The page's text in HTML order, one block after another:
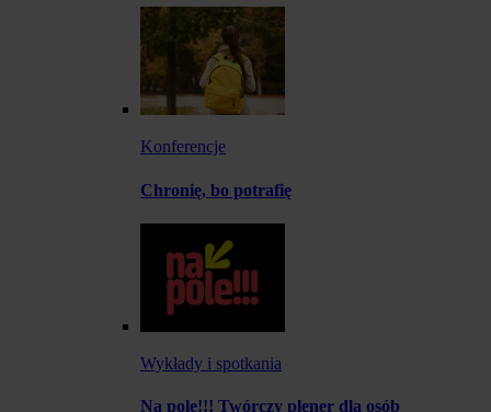
Konferencje
Chronię, bo potrafię
Wykłady i spotkania
Na pole!!! Twórczy plener dla osób